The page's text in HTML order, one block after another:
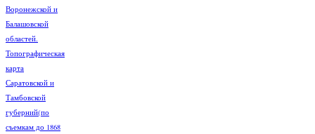
Воронежской и
Балашовской
областей.
Топографическая
карта
Саратовской и
Тамбовской
губерний(по
съемкам до 1868